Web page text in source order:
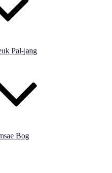
Pal-jang
Bog